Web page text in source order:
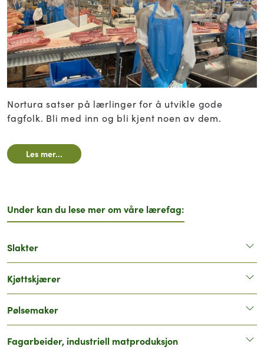
Nortura satser på lærlinger for å utvikle gode
fagfolk. Bli med inn og bli kjent noen av dem.
Les mer...
Under kan du lese mer om våre lærefag:
Slakter
Kjøttskjærer
Pølsemaker
Fagarbeider, industriell matproduksjon